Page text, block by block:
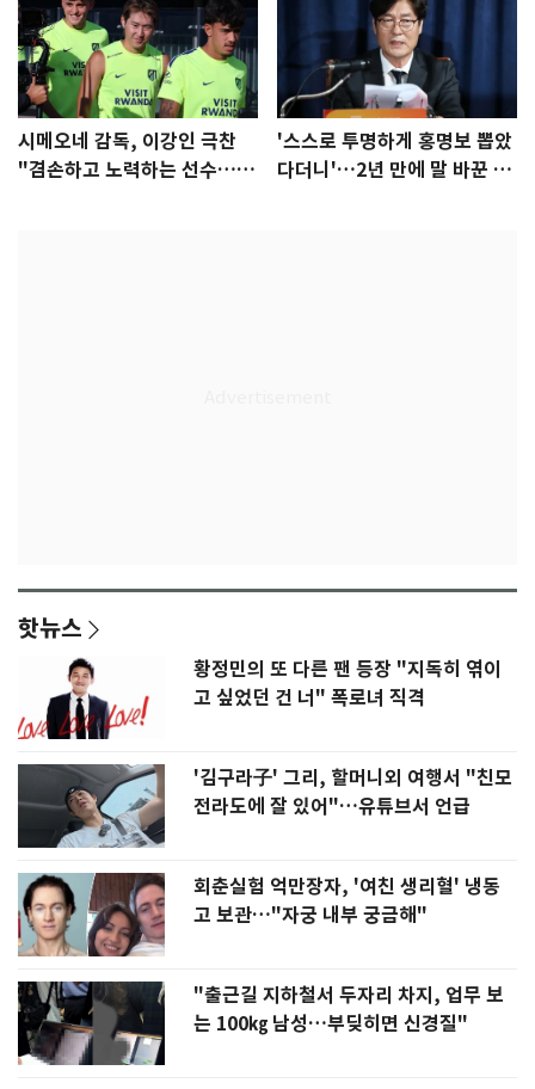
시메오네 감독, 이강인 극찬
"겸손하고 노력하는 선수…좋
'스스로 투명하게 홍명보 뽑았
다더니'…2년 만에 말 바꾼 이
핫뉴스
황정민의 또 다른 팬 등장 "지독히 엮이
고 싶었던 건 너" 폭로녀 직격
'김구라子' 그리, 할머니외 여행서 "친모
전라도에 잘 있어"…유튜브서 언급
회춘실험 억만장자, '여친 생리혈' 냉동
고 보관…"자궁 내부 궁금해"
"출근길 지하철서 두자리 차지, 업무 보
는 100㎏ 남성…부딪히면 신경질"